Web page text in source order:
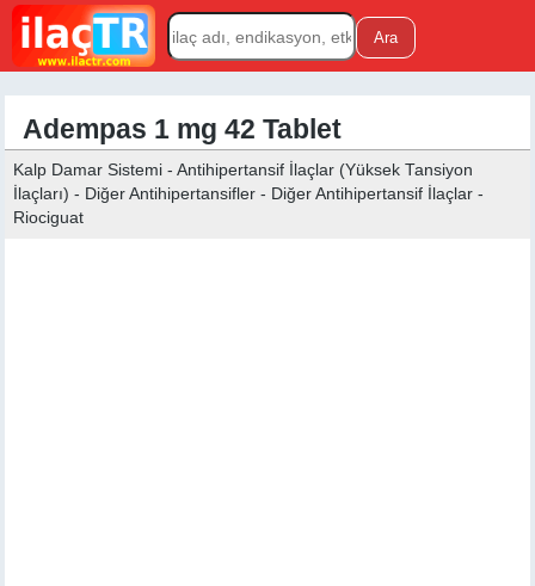
Adempas 1 mg 42 Tablet
Kalp Damar Sistemi - Antihipertansif İlaçlar (Yüksek Tansiyon
İlaçları) - Diğer Antihipertansifler - Diğer Antihipertansif İlaçlar -
Riociguat